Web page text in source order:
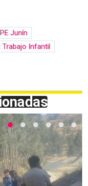
Junín
Trabajo Infantil